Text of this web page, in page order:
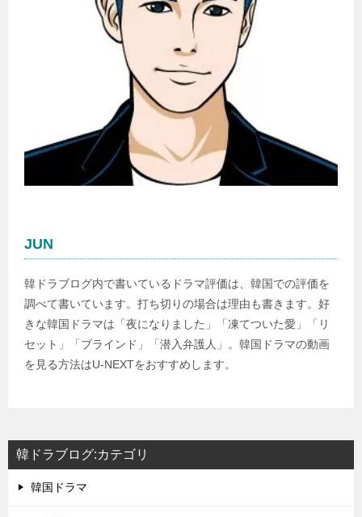
JUN
韓ドラブログ内で書いているドラマ評価は、韓国での評価を
調べて書いています。打ち切りの場合は理由も書きます。好
きな韓国ドラマは「夜になりました」「凍てついた愛」「リ
セット」「ブラインド」「潜入弁護人」。韓国ドラマの動画
を見る方法はU-NEXTをおすすめします。
韓ドラブログ:カテゴリ
韓国ドラマ